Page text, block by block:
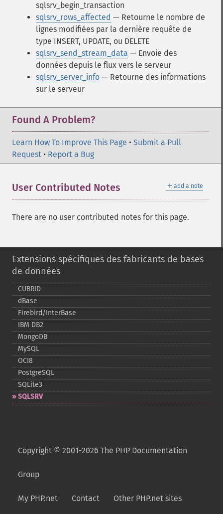
sqlsrv_begin_transaction
sqlsrv_rows_affected — Retourne le nombre de
lignes modifiées par la dernière requête de
type INSERT, UPDATE, ou DELETE
sqlsrv_send_stream_data — Envoie des
données depuis le flux vers le serveur
sqlsrv_server_info — Retourne des informations
sur le serveur
Found A Problem?
Learn How To Improve This Page • Submit a Pull
Request • Report a Bug
＋ add a note
User Contributed Notes
There are no user contributed notes for this page.
Extensions spécifiques des fabricants de bases
de données
CUBRID
dBase
Firebird/InterBase
IBM DB2
MongoDB
MySQL
OCI8
PostgreSQL
SQLite3
SQLSRV
Copyright © 2001-2026 The PHP Documentation
Group
My PHP.net Contact Other PHP.net sites